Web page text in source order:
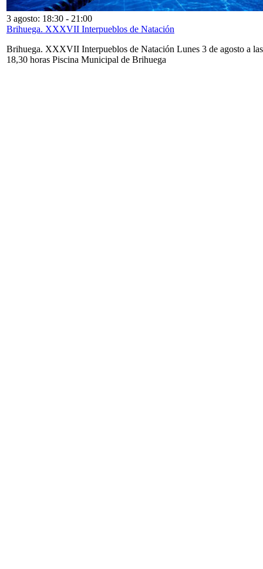
3 agosto: 18:30 - 21:00
Brihuega. XXXVII Interpueblos de Natación
Brihuega. XXXVII Interpueblos de Natación Lunes 3 de agosto a las
18,30 horas Piscina Municipal de Brihuega